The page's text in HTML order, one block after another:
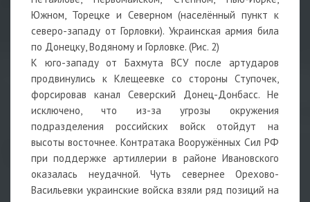
Южном, Торецке и Северном (населённый пункт к
северо-западу от Горловки). Украинская армия била
по Донецку, Водяному и Горловке. (Рис. 2)
К юго-западу от Бахмута ВСУ после артударов
продвинулись к Клещеевке со стороны Ступочек,
форсировав канал Северский Донец-Донбасс. Не
исключено, что из-за угрозы окружения
подразделения российских войск отойдут на
высоты восточнее. Контратака Вооружённых Сил РФ
при поддержке артиллерии в районе Ивановского
оказалась неудачной. Чуть севернее Орехово-
Васильевки украинские войска взяли ряд позиций на